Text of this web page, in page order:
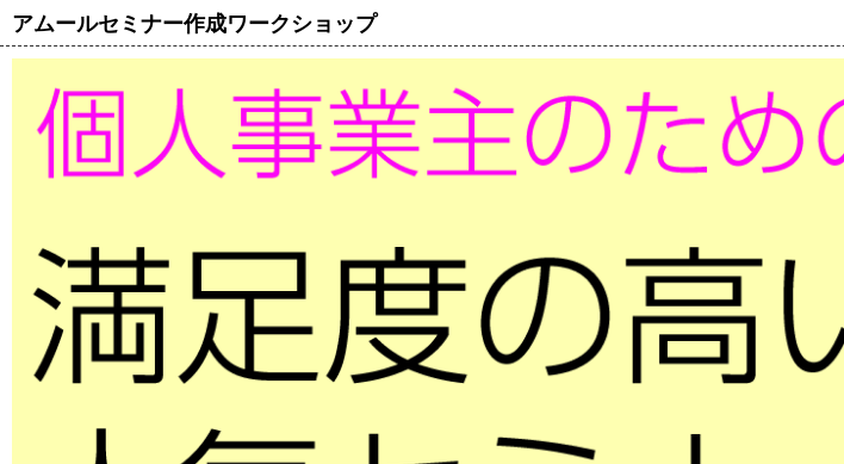
アムールセミナー作成ワークショップ